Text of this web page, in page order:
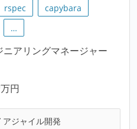
rspec
capybara
…
ニアリングマネージャー
万円
アジャイル開発